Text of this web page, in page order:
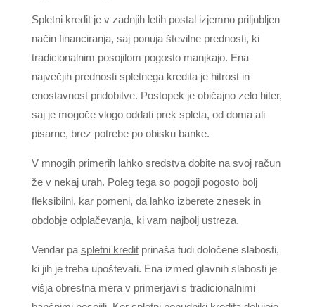
Spletni kredit je v zadnjih letih postal izjemno priljubljen
način financiranja, saj ponuja številne prednosti, ki
tradicionalnim posojilom pogosto manjkajo. Ena
največjih prednosti spletnega kredita je hitrost in
enostavnost pridobitve. Postopek je običajno zelo hiter,
saj je mogoče vlogo oddati prek spleta, od doma ali
pisarne, brez potrebe po obisku banke.
V mnogih primerih lahko sredstva dobite na svoj račun
že v nekaj urah. Poleg tega so pogoji pogosto bolj
fleksibilni, kar pomeni, da lahko izberete znesek in
obdobje odplačevanja, ki vam najbolj ustreza.
Vendar pa spletni kreditprinaša tudi določene slabosti,
ki jih je treba upoštevati. Ena izmed glavnih slabosti je
višja obrestna mera v primerjavi s tradicionalnimi